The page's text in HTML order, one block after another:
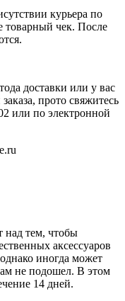
курьера по
товарный чек. После
доставки или у вас
прото свяжитесь
или по электронной
над тем, чтобы
аксессуаров
иногда может
не подошел. В этом
14 дней.